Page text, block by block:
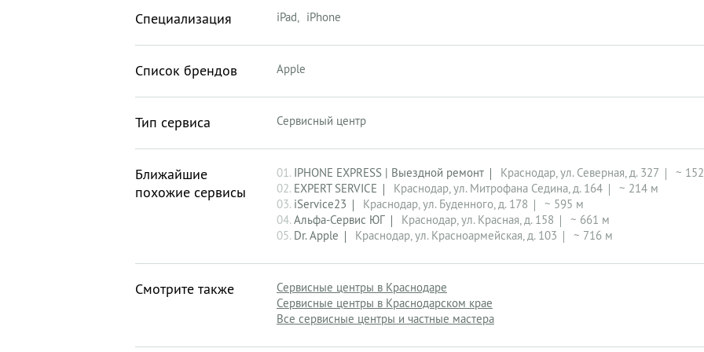
Специализация iPad iPhone
Список брендов Apple
Тип сервиса Сервисный центр
Ближайшие
похожие сервисы
01. IPHONE EXPRESS | Выездной ремонт Краснодар, ул. Северная, д. 327
~
02. EXPERT SERVICE Краснодар, ул. Митрофана Седина, д. 164
~ 214 м
03. iService23 Краснодар, ул. Буденного, д. 178
~ 595 м
04. Альфа-Сервис ЮГ Краснодар, ул. Красная, д. 158
~ 661 м
05. Dr. Apple Краснодар, ул. Красноармейская, д. 103 ~ 716 м
Смотрите также
Сервисные центры в Краснодаре
Сервисные центры в Краснодарском крае
Все сервисные центры и частные мастера